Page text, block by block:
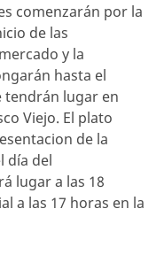
comenzarán por la
de las
y la
hasta el
tendrán lugar en
Viejo. El plato
de la
día del
lugar a las 18
a las 17 horas en la